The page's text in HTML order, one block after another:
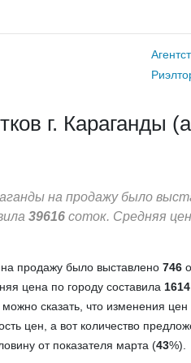
г. Караганды
на продажу было
39616 соток. Средняя
на продажу было выставлено746
цена по городу составила 1614
сказать, что изменения цен
цен, а вот количество
от показателя марта (43%).